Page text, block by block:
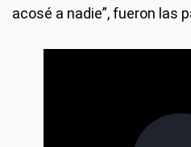
acosé a nadie”, fueron las